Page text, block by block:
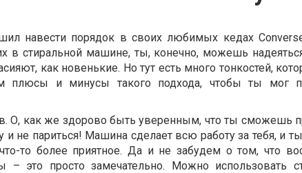
навести порядок в своих любимых кедах
в стиральной машине, ты, конечно, можешь
как новенькие. Но тут есть много тонкостей,
плюсы и минусы такого подхода, чтобы ты мог
О, как же здорово быть уверенным, что ты сможешь
и не париться! Машина сделает всю работу за тебя, и
то более приятное. Да и не забудем о том, что
– это просто замечательно. Можно использовать